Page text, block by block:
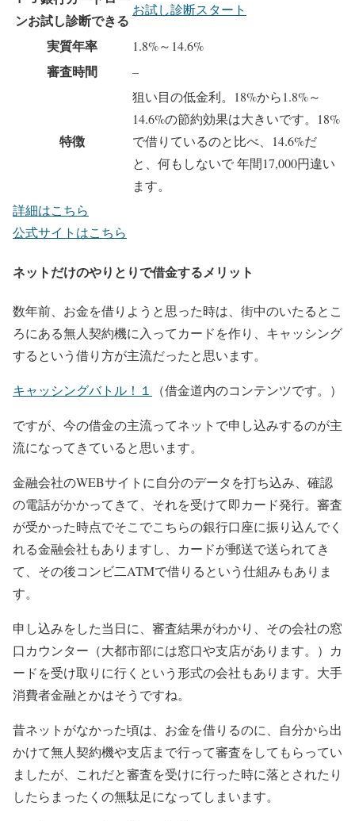
ンお試し診断できる
お試し診断スタート
実質年率 1.8%～14.6%
審査時間 –
特徴
狙い目の低金利。18%から1.8%～
14.6%の節約効果は大きいです。18%
で借りているのと比べ、14.6%だ
と、何もしないで 年間17,000円違い
ます。
詳細はこちら
公式サイトはこちら
ネットだけのやりとりで借金するメリット
数年前、お金を借りようと思った時は、街中のいたるとこ
ろにある無人契約機に入ってカードを作り、キャッシング
するという借り方が主流だったと思います。
キャッシングバトル！１ （借金道内のコンテンツです。）
ですが、今の借金の主流ってネットで申し込みするのが主
流になってきていると思います。
金融会社のWEBサイトに自分のデータを打ち込み、確認
の電話がかかってきて、それを受けて即カード発行。審査
が受かった時点でそこでこちらの銀行口座に振り込んでく
れる金融会社もありますし、カードが郵送で送られてき
て、その後コンビ二ATMで借りるという仕組みもありま
す。
申し込みをした当日に、審査結果がわかり、その会社の窓
口カウンター（大都市部には窓口や支店があります。）カ
ードを受け取りに行くという形式の会社もあります。大手
消費者金融とかはそうですね。
昔ネットがなかった頃は、お金を借りるのに、自分から出
かけて無人契約機や支店まで行って審査をしてもらってい
ましたが、これだと審査を受けに行った時に落とされたり
したらまったくの無駄足になってしまいます。